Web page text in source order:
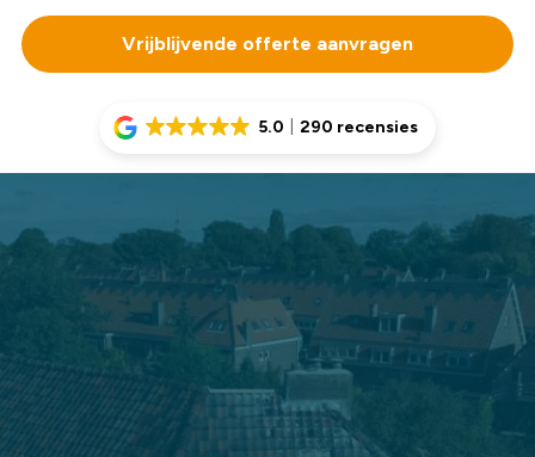
Vrijblijvende offerte aanvragen
5.0 290 recensies
Uw dakpannen vervangen zonder zorgen
Bij Dak Company begrijpen we dat het vervangen van
dakpannen essentieel is voor de bescherming én
uitstraling van uw woning. Versleten of beschadigde
pannen kunnen lekkages veroorzaken en zorgen voor een
onverzorgde look. Onze ervaren dakdekkers vervangen
uw dakpannen snel, veilig en met oog voor detail.